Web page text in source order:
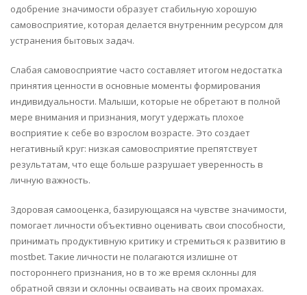
одобрение значимости образует стабильную хорошую
самовосприятие, которая делается внутренним ресурсом для
устранения бытовых задач.
Слабая самовосприятие часто составляет итогом недостатка
принятия ценности в основные моменты формирования
индивидуальности. Малыши, которые не обретают в полной
мере внимания и признания, могут удержать плохое
восприятие к себе во взрослом возрасте. Это создает
негативный круг: низкая самовосприятие препятствует
результатам, что еще больше разрушает уверенность в
личную важность.
Здоровая самооценка, базирующаяся на чувстве значимости,
помогает личности объективно оценивать свои способности,
принимать продуктивную критику и стремиться к развитию в
mostbet. Такие личности не полагаются излишне от
постороннего признания, но в то же время склонны для
обратной связи и склонны осваивать на своих промахах.